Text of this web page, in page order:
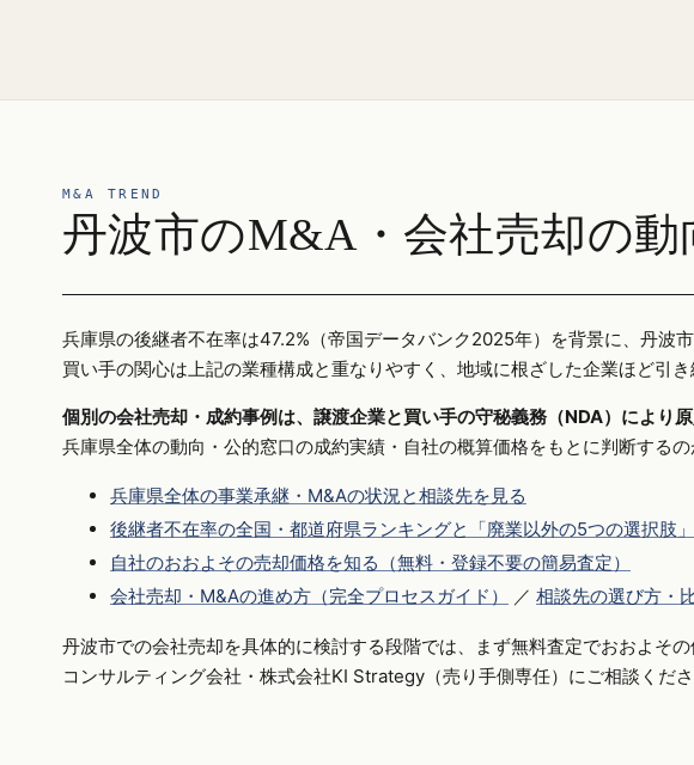
M&A TREND
丹波市のM&A・会社売却の
兵庫県の後継者不在率は47.2%（帝国データバンク2025年）を背景に、丹波
買い手の関心は上記の業種構成と重なりやすく、地域に根ざした企業ほど引
個別の会社売却・成約事例は、譲渡企業と買い手の守秘義務（NDA）により
兵庫県全体の動向・公的窓口の成約実績・自社の概算価格をもとに判断する
兵庫県全体の事業承継・M&Aの状況と相談先を見る
後継者不在率の全国・都道府県ランキングと「廃業以外の5つの選択肢」
自社のおおよその売却価格を知る（無料・登録不要の簡易査定）
会社売却・M&Aの進め方（完全プロセスガイド）
／ 相談先の選び方・
丹波市での会社売却を具体的に検討する段階では、まず無料査定でおおよそ
コンサルティング会社・株式会社KI Strategy（売り手側専任）にご相談くださ